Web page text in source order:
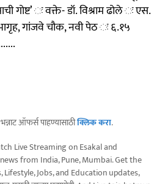
गोष्ट’ ः वक्ते- डॉ. विश्राम ढोले ः एस.
गांजवे चौक, नवी पेठ ः ६.१५
ऑफर्स पाहण्यासाठीक्लिक करा.
Live Streaming on Esakal and
from India, Pune, Mumbai. Get the
Jobs, and Education updates,